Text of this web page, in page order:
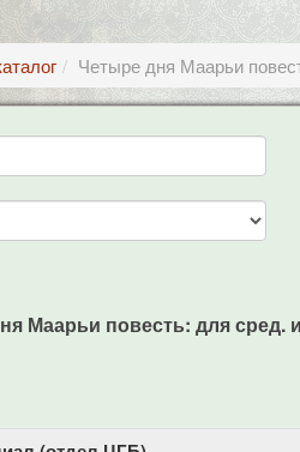
Четыре дня Маарьи
Маарьи повесть: для сред.